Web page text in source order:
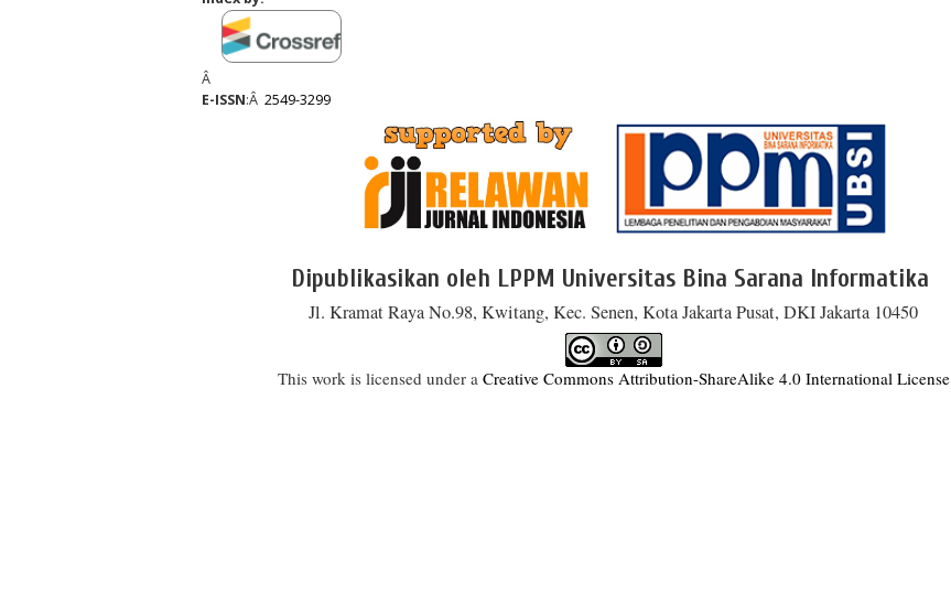
Â
E-ISSN:Â 2549-3299
Dipublikasikan oleh LPPM Universitas Bina Sarana Informatika
Jl. Kramat Raya No.98, Kwitang, Kec. Senen, Kota Jakarta Pusat, DKI Jakarta 10450
This work is licensed under a Creative Commons Attribution-ShareAlike 4.0 International License